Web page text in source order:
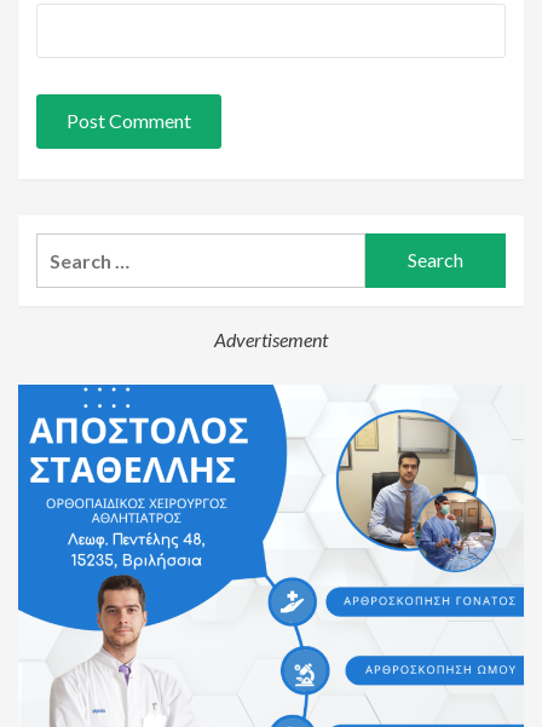
Advertisement